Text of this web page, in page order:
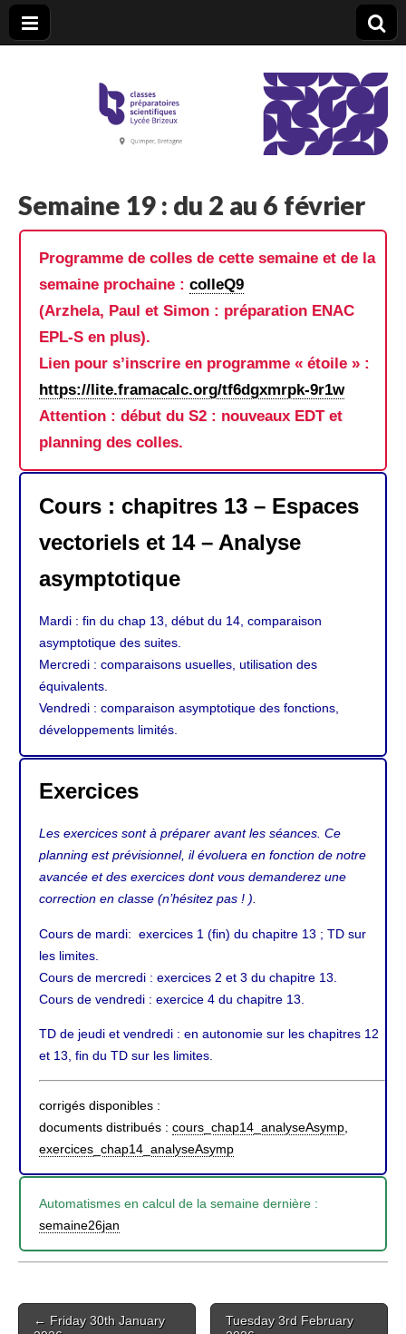
CPGE Brizeux
Semaine 19 : du 2 au 6 février
Programme de colles de cette semaine et de la
semaine prochaine : colleQ9
(Arzhela, Paul et Simon : préparation ENAC
EPL-S en plus).
Lien pour s’inscrire en programme « étoile » :
https://lite.framacalc.org/tf6dgxmrpk-9r1w
Attention : début du S2 : nouveaux EDT et
planning des colles.
Cours : chapitres 13 – Espaces
vectoriels et 14 – Analyse
asymptotique
Mardi : fin du chap 13, début du 14, comparaison
asymptotique des suites.
Mercredi : comparaisons usuelles, utilisation des
équivalents.
Vendredi : comparaison asymptotique des fonctions,
développements limités.
Exercices
Les exercices sont à préparer avant les séances. Ce
planning est prévisionnel, il évoluera en fonction de notre
avancée et des exercices dont vous demanderez une
correction en classe (n’hésitez pas ! ).
Cours de mardi: exercices 1 (fin) du chapitre 13 ; TD sur
les limites.
Cours de mercredi : exercices 2 et 3 du chapitre 13.
Cours de vendredi : exercice 4 du chapitre 13.
TD de jeudi et vendredi : en autonomie sur les chapitres 12
et 13, fin du TD sur les limites.
corrigés disponibles :
documents distribués : cours_chap14_analyseAsymp
exercices_chap14_analyseAsymp
Automatismes en calcul de la semaine dernière :
semaine26jan
Post
navigation
← Friday 30th January
Tuesday 3rd February